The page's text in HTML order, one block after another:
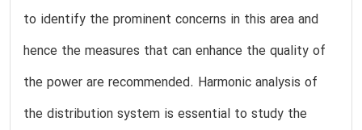
to identify the prominent concerns in this area and
hence the measures that can enhance the quality of
the power are recommended. Harmonic analysis of
the distribution system is essential to study the